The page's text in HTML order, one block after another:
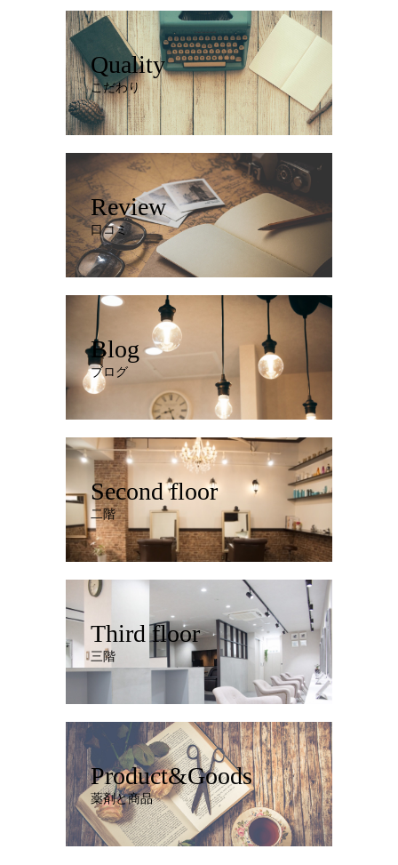
Quality
こだわり
Review
口コミ
Blog
ブログ
Second floor
二階
Third floor
三階
Product&Goods
薬剤と商品